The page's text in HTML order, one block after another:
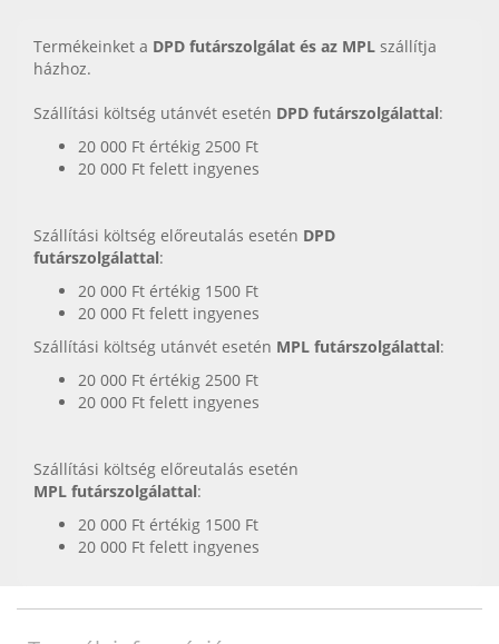
Termékeinket a DPD futárszolgálat és az MPL szállítja
házhoz.
Szállítási költség utánvét esetén DPD futárszolgálattal:
20 000 Ft értékig 2500 Ft
20 000 Ft felett ingyenes
Szállítási költség előreutalás esetén DPD
futárszolgálattal:
20 000 Ft értékig 1500 Ft
20 000 Ft felett ingyenes
Szállítási költség utánvét esetén MPL futárszolgálattal:
20 000 Ft értékig 2500 Ft
20 000 Ft felett ingyenes
Szállítási költség előreutalás esetén
MPL futárszolgálattal:
20 000 Ft értékig 1500 Ft
20 000 Ft felett ingyenes